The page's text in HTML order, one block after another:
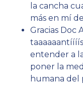
la cancha
más en mí
Gracias Doc
entender a
poner la
humana del